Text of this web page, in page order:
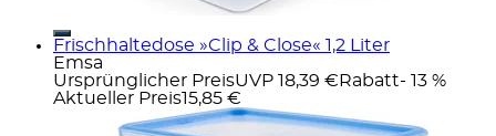
Frischhaltedose »Clip & Close« 1,2 Liter
Emsa
Ursprünglicher PreisUVP 18,39 € Rabatt- 13 %
Aktueller Preis15,85 €